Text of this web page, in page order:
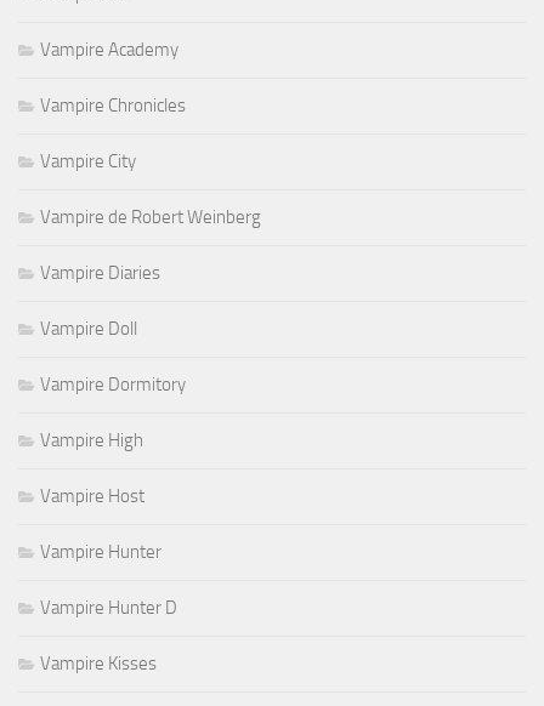
Vampire Academy
Vampire Chronicles
Vampire City
Vampire de Robert Weinberg
Vampire Diaries
Vampire Doll
Vampire Dormitory
Vampire High
Vampire Host
Vampire Hunter
Vampire Hunter D
Vampire Kisses